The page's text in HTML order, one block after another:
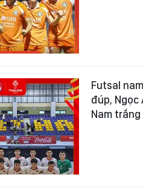
Futsal
đúp, Ngọc
Nam trắng